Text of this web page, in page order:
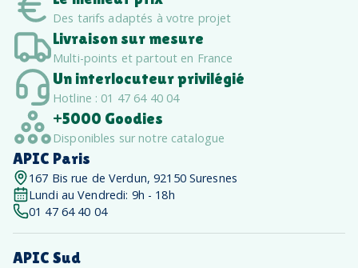
Des tarifs adaptés à votre projet
Livraison sur mesure
Multi-points et partout en France
Un interlocuteur privilégié
Hotline : 01 47 64 40 04
+5000 Goodies
Disponibles sur notre catalogue
APIC Paris
167 Bis rue de Verdun, 92150 Suresnes
Lundi au Vendredi: 9h - 18h
01 47 64 40 04
APIC Sud